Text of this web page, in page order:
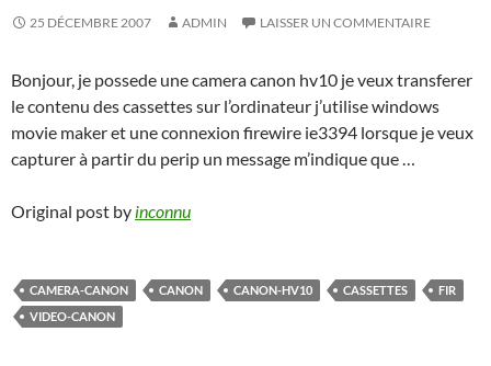
25 DÉCEMBRE 2007 ADMIN LAISSER UN COMMENTAIRE
Bonjour, je possede une camera canon hv10 je veux transferer
le contenu des cassettes sur l’ordinateur j’utilise windows
movie maker et une connexion firewire ie3394 lorsque je veux
capturer à partir du perip un message m’indique que …
Original post by inconnu
CAMERA-CANON CANON CANON-HV10 CASSETTES
FIR
VIDEO-CANON